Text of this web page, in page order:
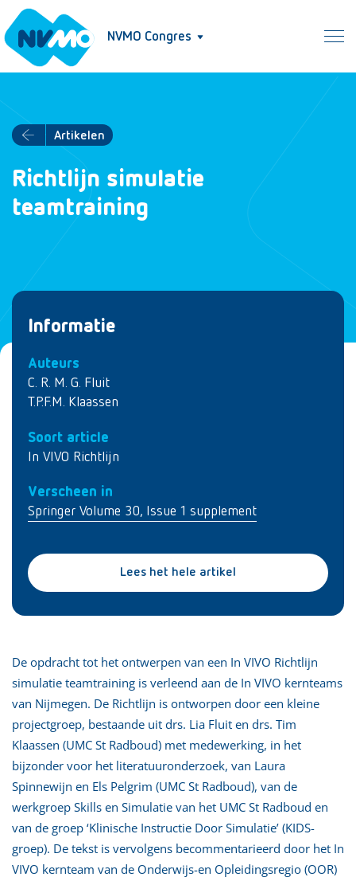
NVMO Congres
Artikelen
Richtlijn simulatie
teamtraining
Informatie
Auteurs
C. R. M. G. Fluit
T.P.F.M. Klaassen
Soort article
In VIVO Richtlijn
Verscheen in
Springer Volume 30, Issue 1 supplement
Lees het hele artikel
De opdracht tot het ontwerpen van een In VIVO Richtlijn
simulatie teamtraining is verleend aan de In VIVO kernteams
van Nijmegen. De Richtlijn is ontworpen door een kleine
projectgroep, bestaande uit drs. Lia Fluit en drs. Tim
Klaassen (UMC St Radboud) met medewerking, in het
bijzonder voor het literatuuronderzoek, van Laura
Spinnewijn en Els Pelgrim (UMC St Radboud), van de
werkgroep Skills en Simulatie van het UMC St Radboud en
van de groep ‘Klinische Instructie Door Simulatie’ (KIDS-
groep). De tekst is vervolgens becommentarieerd door het In
VIVO kernteam van de Onderwijs-en Opleidingsregio (OOR)